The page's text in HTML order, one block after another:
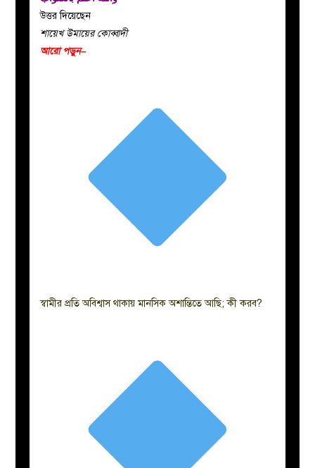
উত্তর দিয়েছেন
শায়েখ উমায়ের কোব্বাদী
আরো পড়ুন–
স্বামীর প্রতি অবিশ্বাস থাকায় মানসিক অশান্তিতে আছি; কী করব?